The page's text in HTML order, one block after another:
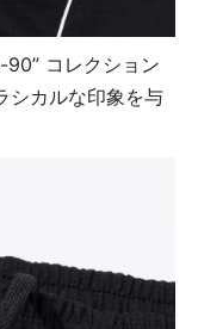
コレクション
シカルな印象を与